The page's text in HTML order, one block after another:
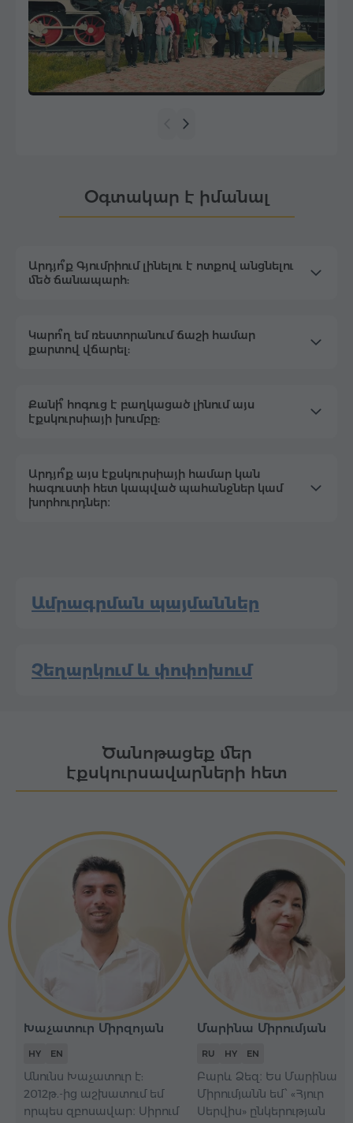
Օգտակար է իմանալ
Արդյո՞ք Գյումրիում լինելու է ոտքով անցնելու
մեծ ճանապարհ:
Կարո՞ղ եմ ռեստորանում ճաշի համար
քարտով վճարել:
Քանի՞ հոգուց է բաղկացած լինում այս
էքսկուրսիայի խումբը:
Արդյո՞ք այս էքսկուրսիայի համար կան
հագուստի հետ կապված պահանջներ կամ
խորհուրդներ։
Ամրագրման պայմաններ
Չեղարկում և փոփոխում
Ծանոթացեք մեր
էքսկուրսավարների հետ
Խաչատուր Միրզոյան
HY EN
Անունս Խաչատուր է:
2012թ.-ից աշխատում եմ
որպես զբոսավար։ Սիրում
Մարինա Միրումյան
RU HY EN
Բարև Ձեզ։ Ես Մարինա
Միրումյանն եմ՝ «Հյուր
Սերվիս» ընկերության